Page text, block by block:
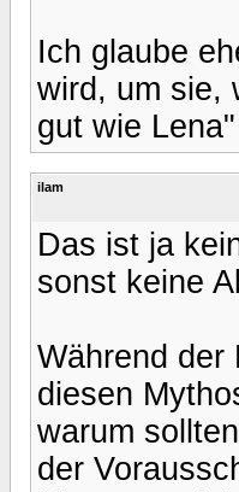
Ich glaube
wird, um sie,
gut wie
ilam
Das ist ja
sonst keine
Während der
diesen
warum
der